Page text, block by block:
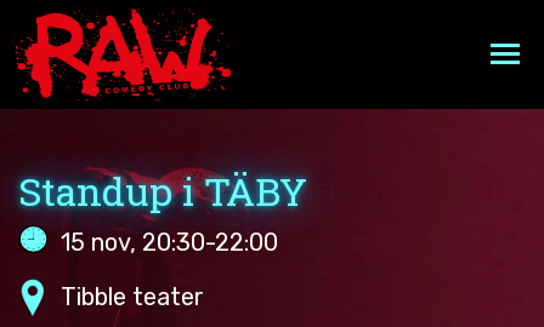
Hoppa
till
innehåll
A VERY RAW CHRISTMAS
MIDDAGSPAKET
Standup i TÄBY
15 nov, 20:30-22:00
Tibble teater